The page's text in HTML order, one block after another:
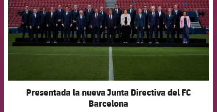
Presentada la nueva Junta Directiva del FC
Barcelona